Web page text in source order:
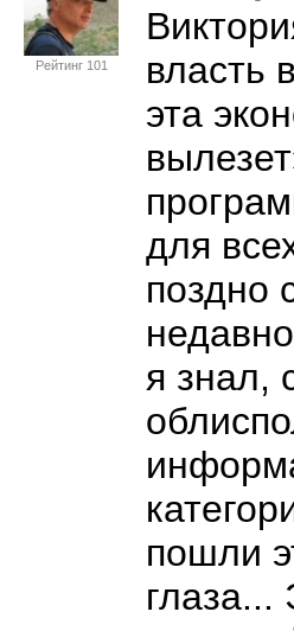
Рейтинг 101
власть
эта
для
поздно
я знал,
пошли